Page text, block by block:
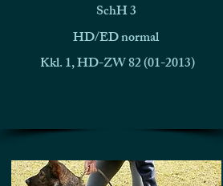
SchH 3
HD/ED normal
Kkl. 1, HD-ZW 82 (01-2013)